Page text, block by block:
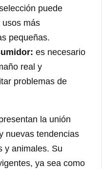
puede
usos más
pequeñas.
es necesario
real y
problemas de
la unión
nuevas tendencias
y animales. Su
ya sea como